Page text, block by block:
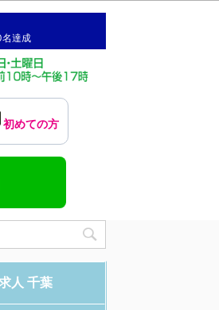
達成
初めての方
人 千葉